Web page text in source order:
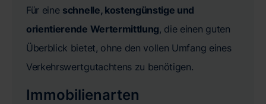
Für eine schnelle, kostengünstige und
orientierende Wertermittlung, die einen guten
Überblick bietet, ohne den vollen Umfang eines
Verkehrswertgutachtens zu benötigen.
Immobilienarten